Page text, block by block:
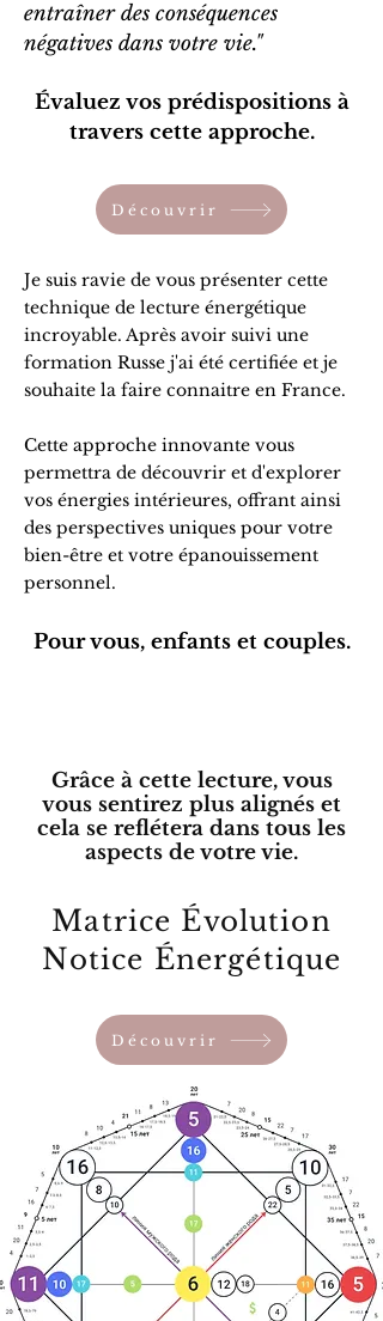
entraîner des conséquences
négatives dans votre vie."
Évaluez vos prédispositions à
travers cette approche.
Je suis ravie de vous présenter cette
technique de lecture énergétique
incroyable. Après avoir suivi une
formation Russe j'ai été certifiée et je
souhaite la faire connaitre en France.
Cette approche innovante vous
permettra de découvrir et d'explorer
vos énergies intérieures, offrant ainsi
des perspectives uniques pour votre
bien-être et votre épanouissement
personnel.
Pour vous, enfants et couples.
Découvrir
Grâce à cette lecture, vous
vous sentirez plus alignés et
cela se reflétera dans tous les
aspects de votre vie.
Matrice Évolution
Notice Énergétique
Découvrir